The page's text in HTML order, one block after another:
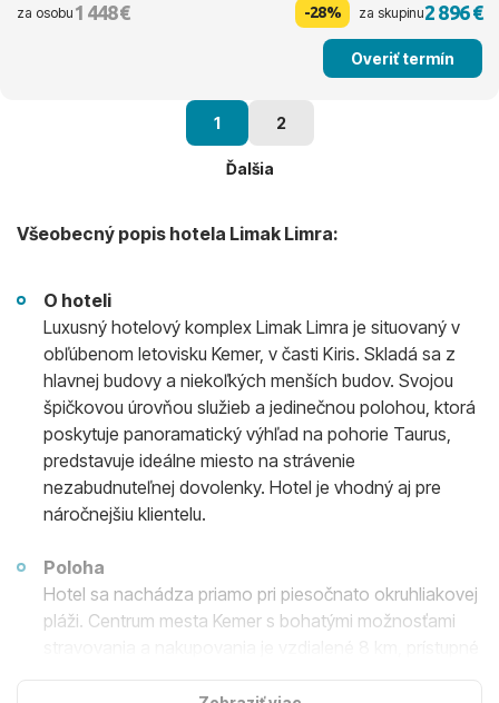
za osobu 1 448 € -28% za skupinu2 896 €
Overiť termín
1 2
Ďalšia
Všeobecný popis hotela Limak Limra:
O hoteli
Luxusný hotelový komplex Limak Limra je situovaný v
obľúbenom letovisku Kemer, v časti Kiris. Skladá sa z
hlavnej budovy a niekoľkých menších budov. Svojou
špičkovou úrovňou služieb a jedinečnou polohou, ktorá
poskytuje panoramatický výhľad na pohorie Taurus,
predstavuje ideálne miesto na strávenie
nezabudnuteľnej dovolenky. Hotel je vhodný aj pre
náročnejšiu klientelu.
Poloha
Hotel sa nachádza priamo pri piesočnato okruhliakovej
pláži. Centrum mesta Kemer s bohatými možnosťami